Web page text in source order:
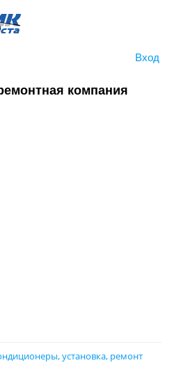
Вход
компания
установка, ремонт